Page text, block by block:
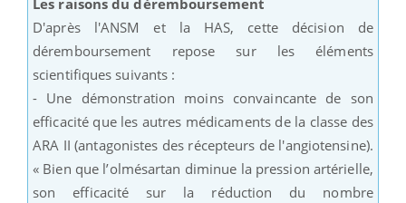
Les raisons du déremboursement
D'après l'ANSM et la HAS, cette décision de
déremboursement repose sur les éléments
scientifiques suivants :
- Une démonstration moins convaincante de son
efficacité que les autres médicaments de la classe des
ARA II (antagonistes des récepteurs de l'angiotensine).
« Bien que l’olmésartan diminue la pression artérielle,
son efficacité sur la réduction du nombre